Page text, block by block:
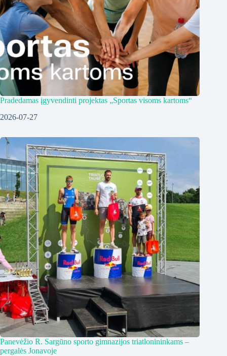
Pradedamas įgyvendinti projektas „Sportas visoms kartoms“
2026-07-27
Panevėžio R. Sargūno sporto gimnazijos triatlonininkams –
pergalės Jonavoje